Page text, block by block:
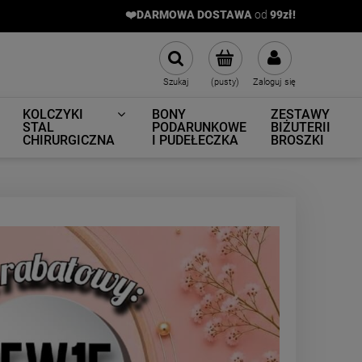
❤️DARMOWA DOSTAWA od 99zł!
(pusty) Zaloguj się
Szukaj
KOLCZYKI
STAL
CHIRURGICZNA
BONY
PODARUNKOWE
I PUDEŁECZKA
ZESTAWY
BIŻUTERII
BROSZKI